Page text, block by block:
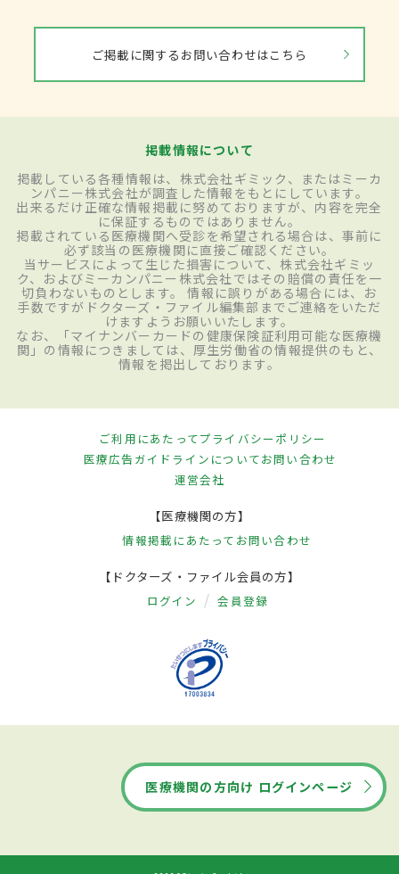
ご掲載に関するお問い合わせはこちら
掲載情報について
掲載している各種情報は、株式会社ギミック、またはミーカ
ンパニー株式会社が調査した情報をもとにしています。
出来るだけ正確な情報掲載に努めておりますが、内容を完全
に保証するものではありません。
掲載されている医療機関へ受診を希望される場合は、事前に
必ず該当の医療機関に直接ご確認ください。
当サービスによって生じた損害について、株式会社ギミッ
ク、およびミーカンパニー株式会社ではその賠償の責任を一
切負わないものとします。 情報に誤りがある場合には、お
手数ですがドクターズ・ファイル編集部までご連絡をいただ
けますようお願いいたします。
なお、「マイナンバーカードの健康保険証利用可能な医療機
関」の情報につきましては、厚生労働省の情報提供のもと、
情報を掲出しております。
ご利用にあたってプライバシーポリシー
医療広告ガイドラインについてお問い合わせ
運営会社
【医療機関の方】
情報掲載にあたって お問い合わせ
【ドクターズ・ファイル会員の方】
ログイン 会員登録
医療機関の方向け ログインページ